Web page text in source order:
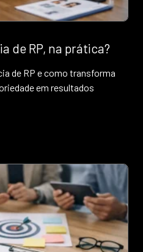
de RP, na prática?
de RP e como transforma
em resultados